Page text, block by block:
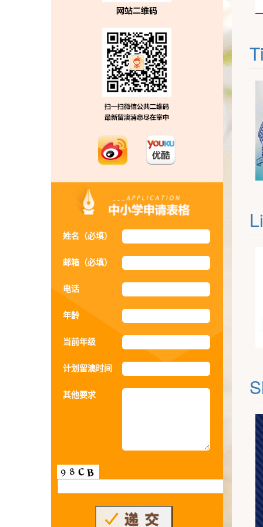
姓名（必填）
邮箱（必填）
电话
年龄
当前年级
计划留澳时间
其他要求